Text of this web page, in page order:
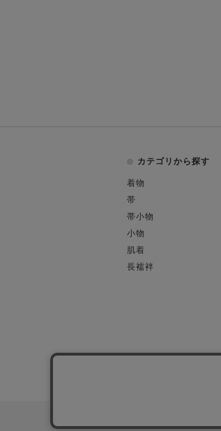
カテゴリから探す
着物
帯
帯小物
小物
肌着
長襦袢